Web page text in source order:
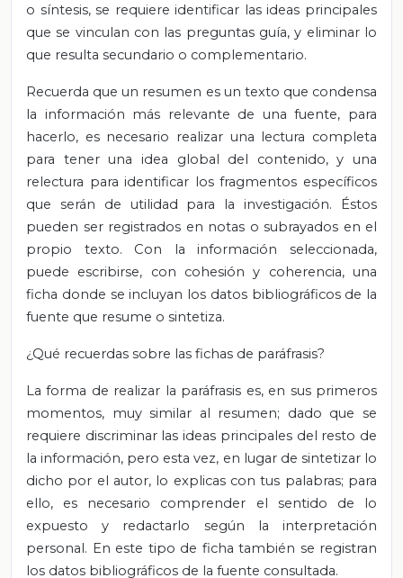
o síntesis, se requiere identificar las ideas principales
que se vinculan con las preguntas guía, y eliminar lo
que resulta secundario o complementario.
Recuerda que un resumen es un texto que condensa
la información más relevante de una fuente, para
hacerlo, es necesario realizar una lectura completa
para tener una idea global del contenido, y una
relectura para identificar los fragmentos específicos
que serán de utilidad para la investigación. Éstos
pueden ser registrados en notas o subrayados en el
propio texto. Con la información seleccionada,
puede escribirse, con cohesión y coherencia, una
ficha donde se incluyan los datos bibliográficos de la
fuente que resume o sintetiza.
¿Qué recuerdas sobre las fichas de paráfrasis?
La forma de realizar la paráfrasis es, en sus primeros
momentos, muy similar al resumen; dado que se
requiere discriminar las ideas principales del resto de
la información, pero esta vez, en lugar de sintetizar lo
dicho por el autor, lo explicas con tus palabras; para
ello, es necesario comprender el sentido de lo
expuesto y redactarlo según la interpretación
personal. En este tipo de ficha también se registran
los datos bibliográficos de la fuente consultada.